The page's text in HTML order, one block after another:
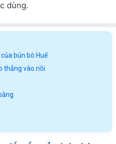
dùng.
bún bò Huế
thẳng vào nồi